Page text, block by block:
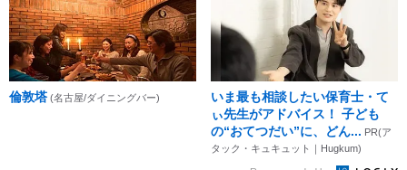
倫敦塔 (名古屋/ダイニングバー)
いま最も相談したい保育士・て
ぃ先生がアドバイス！ 子ども
の“おてつだい”に、どん... PR(ア
タック・キュキュット｜Hugkum)